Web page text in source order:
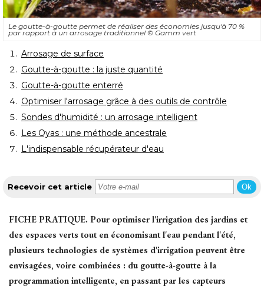
Le goutte-à-goutte permet de réaliser des économies jusqu'à 70 %
par rapport à un arrosage traditionnel © Gamm vert
Arrosage de surface
Goutte-à-goutte : la juste quantité
Goutte-à-goutte enterré
Optimiser l'arrosage grâce à des outils de contrôle
Sondes d'humidité : un arrosage intelligent
Les Oyas : une méthode ancestrale
L'indispensable récupérateur d'eau
Recevoir cet article Ok
FICHE PRATIQUE. Pour optimiser l'irrigation des jardins et
des espaces verts tout en économisant l'eau pendant l'été,
plusieurs technologies de systèmes d'irrigation peuvent être
envisagées, voire combinées : du goutte-à-goutte à la
programmation intelligente, en passant par les capteurs